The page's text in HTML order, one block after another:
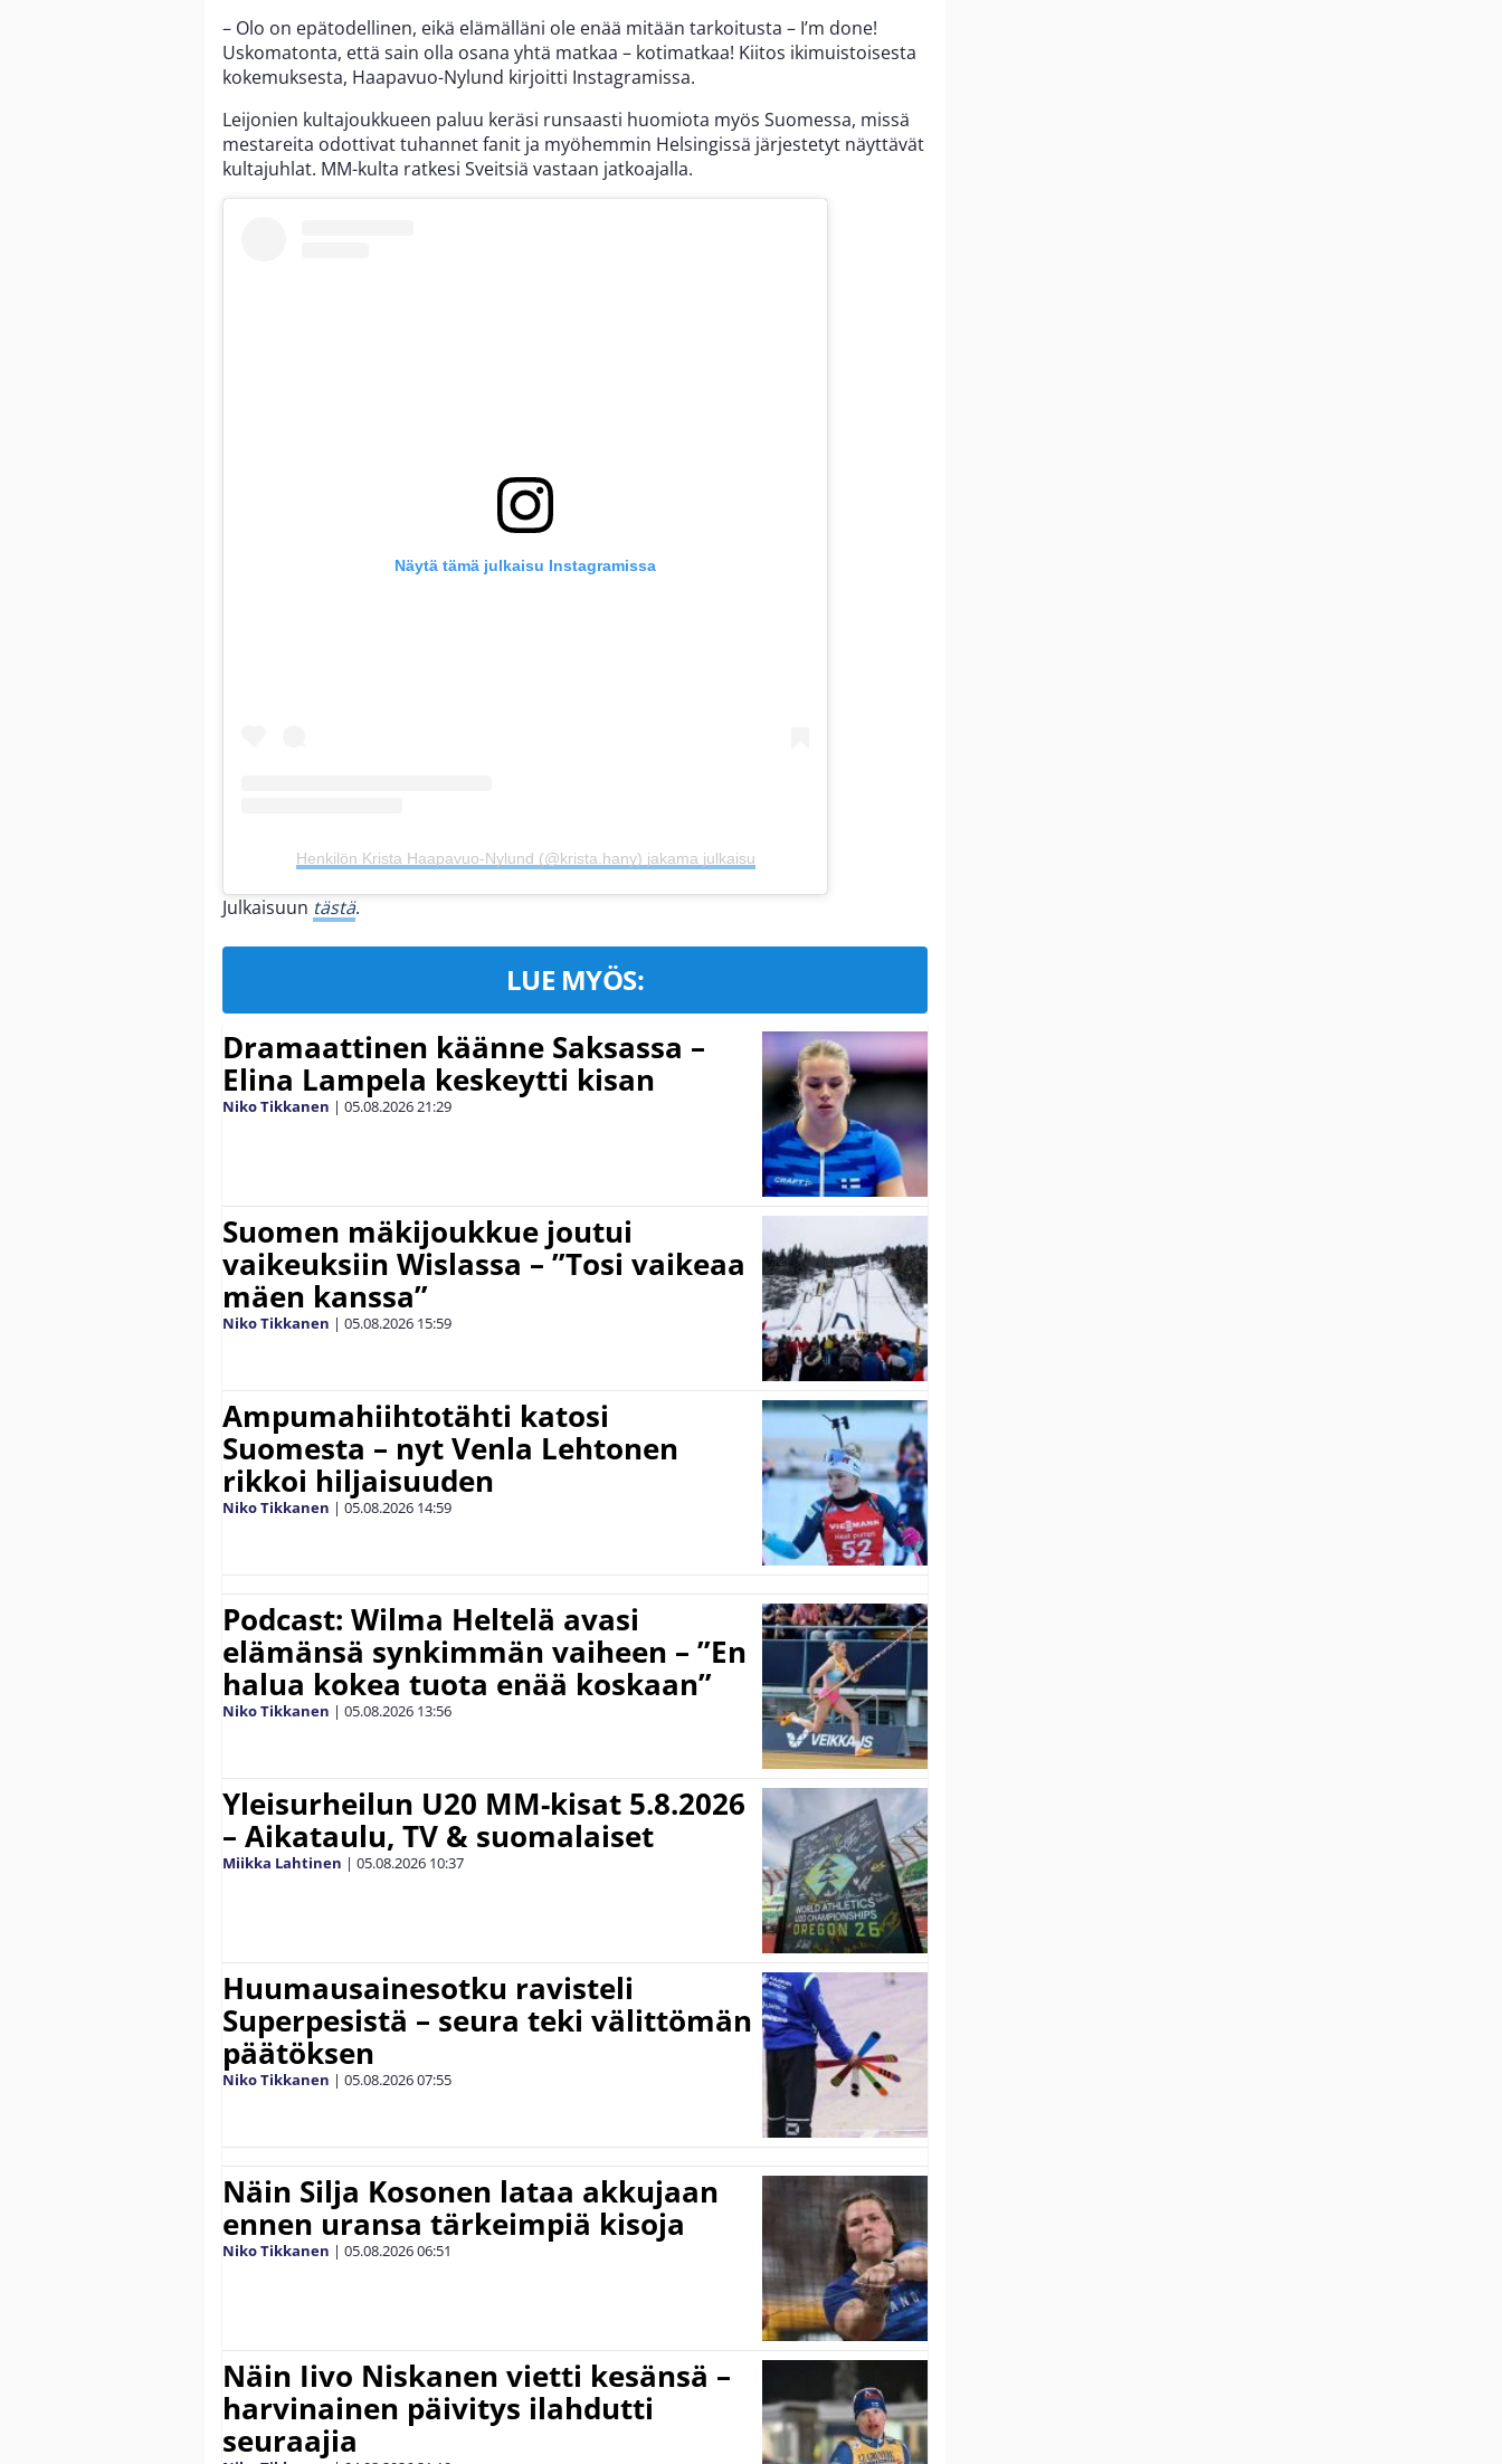
– Olo on epätodellinen, eikä elämälläni ole enää mitään tarkoitusta – I’m done!
Uskomatonta, että sain olla osana yhtä matkaa – kotimatkaa! Kiitos ikimuistoisesta
kokemuksesta, Haapavuo-Nylund kirjoitti Instagramissa.
Leijonien kultajoukkueen paluu keräsi runsaasti huomiota myös Suomessa, missä
mestareita odottivat tuhannet fanit ja myöhemmin Helsingissä järjestetyt näyttävät
kultajuhlat. MM-kulta ratkesi Sveitsiä vastaan jatkoajalla.
Näytä tämä julkaisu Instagramissa
Henkilön Krista Haapavuo-Nylund (@krista.hany) jakama julkaisu
Julkaisuun tästä.
LUE MYÖS:
Dramaattinen käänne Saksassa –
Elina Lampela keskeytti kisan
Niko Tikkanen | 05.08.202621:29
Suomen mäkijoukkue joutui
vaikeuksiin Wislassa – ”Tosi vaikeaa
mäen kanssa”
Niko Tikkanen | 05.08.2026 15:59
Ampumahiihtotähti katosi
Suomesta – nyt Venla Lehtonen
rikkoi hiljaisuuden
Niko Tikkanen | 05.08.2026 14:59
Podcast: Wilma Heltelä avasi
elämänsä synkimmän vaiheen – ”En
halua kokea tuota enää koskaan”
Niko Tikkanen | 05.08.2026 13:56
Yleisurheilun U20 MM-kisat 5.8.2026
– Aikataulu, TV & suomalaiset
Miikka Lahtinen | 05.08.2026 10:37
Huumausainesotku ravisteli
Superpesistä – seura teki välittömän
päätöksen
Niko Tikkanen | 05.08.202607:55
Näin Silja Kosonen lataa akkujaan
ennen uransa tärkeimpiä kisoja
Niko Tikkanen | 05.08.202606:51
Näin Iivo Niskanen vietti kesänsä –
harvinainen päivitys ilahdutti
seuraajia